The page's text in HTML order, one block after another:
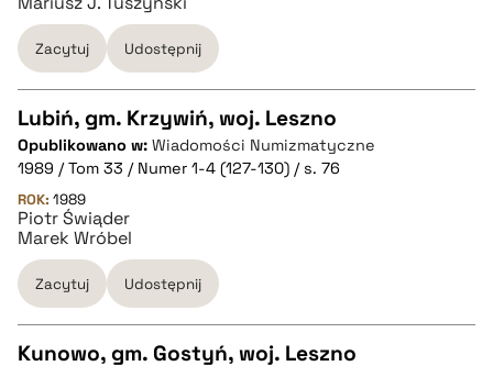
Zacytuj Udostępnij
CZYSTY TEKST
pobierz cytat
BIBTEX
pobierz cytat
Lubiń, gm. Krzywiń, woj. Leszno
Opublikowano w: Wiadomości Numizmatyczne
1989 / Tom 33 / Numer 1-4 (127-130) / s. 76
ROK: 1989
Piotr Świąder
Marek Wróbel
Zacytuj Udostępnij
Kunowo, gm. Gostyń, woj. Leszno